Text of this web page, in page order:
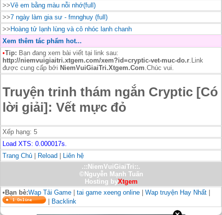
>>Vẽ em bằng màu nỗi nhớ(full)
>>7 ngày làm gia sư - fmnghuy (full)
>>Hoàng tử lạnh lùng và cô nhóc lanh chanh
Xem thêm tác phẩm hot...
•Tip: Bạn đang xem bài viết tại link sau:
http://niemvuigiaitri.xtgem.com/xem?id=cryptic-vet-muc-do.r .Link
được cung cấp bởi NiemVuiGiaiTri.Xtgem.Com .Chúc vui.
Truyện trinh thám ngắn Cryptic [Có
lời giải]: Vết mực đỏ
Xếp hạng: 5
Load XTS: 0.000017s.
Trang Chủ
Reload
Liên hệ
.::NiemVuiGiaiTri::.
©Nguyễn Mạnh Tuấn
Hosting byXtgem
•Bạn bè:Wap Tải Game tai game xeeng online Wap truyện Hay Nhất
Backlink